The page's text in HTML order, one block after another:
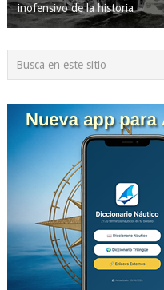
inofensivo de la historia